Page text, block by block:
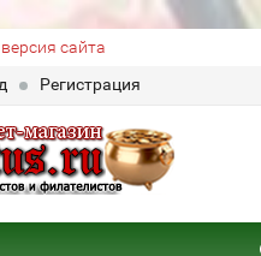
сайта
Регистрация